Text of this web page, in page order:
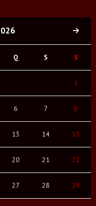
Q S S
1
6 7 8
13 14 15
20 21 22
27 28 29